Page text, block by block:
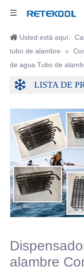
Usted está aquí:
tubo de alambre
»
de agua Tubo de
LISTA DE
alambre